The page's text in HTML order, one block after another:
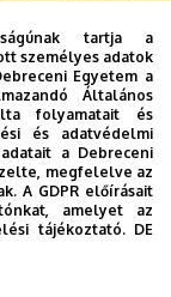
és Tangazdaság
(ÚJKI) és
valamint 1
és Tájkutató
részt vevő
és
tartja a
személyes adatok
Egyetem a
Általános
folyamatait és
és adatvédelmi
a Debreceni
megfelelve az
A GDPR előírásait
amelyet az
tájékoztató. DE